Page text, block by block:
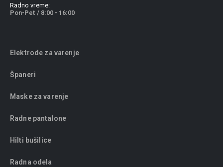
Radno vreme:
Pon-Pet / 8:00 - 16:00
Elektrode za varenje
Španeri
Maske za varenje
Radne pantalone
Hilti bušilice
Radna odela